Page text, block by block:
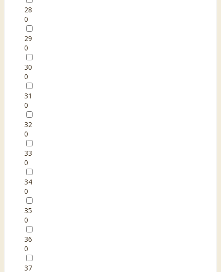
28
0
29
0
30
0
31
0
32
0
33
0
34
0
35
0
36
0
37